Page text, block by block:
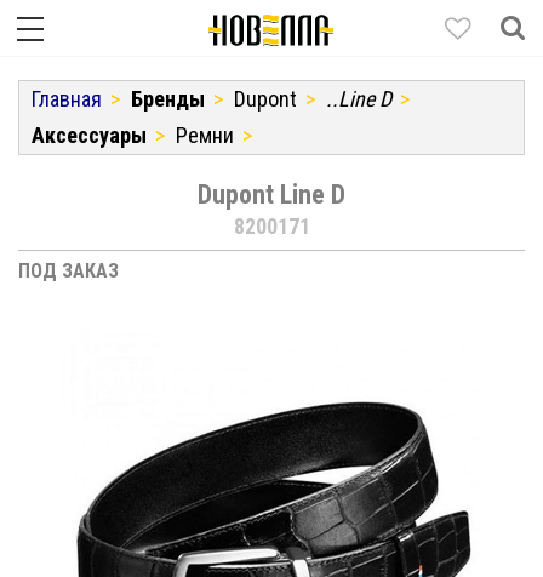
Главная Бренды Dupont
..Line D
Аксессуары
Ремни
Dupont Line D
8200171
ПОД ЗАКАЗ